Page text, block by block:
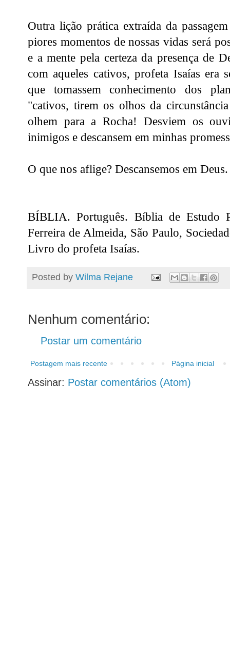
Outra lição prática extraída da
piores momentos de nossas vidas será
e a mente pela certeza da presença de
com aqueles cativos, profeta Isaías era
que tomassem conhecimento dos
"cativos, tirem os olhos da
olhem para a Rocha! Desviem os
inimigos e descansem em minhas
O que nos aflige? Descansemos em Deus.
BÍBLIA. Português. Bíblia de Estudo
Ferreira de Almeida, São Paulo,
Livro do profeta Isaías.
Posted by Wilma Rejane
Nenhum comentário:
Postar um comentário
Postagem mais recente Página inicial
Assinar: Postar comentários (Atom)